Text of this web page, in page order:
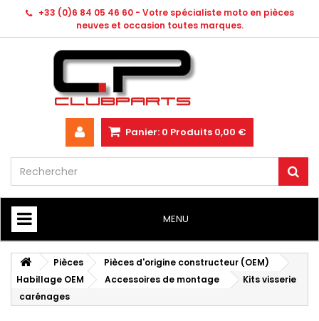
+33 (0)6 84 05 46 60 - Votre spécialiste moto en pièces
neuves et occasion toutes marques.
Panier: 0 Produits 0,00 €
MENU
HOME
Pièces
Pièces d'origine constructeur (OEM)
Habillage OEM
Accessoires de montage
Kits visserie
carénages